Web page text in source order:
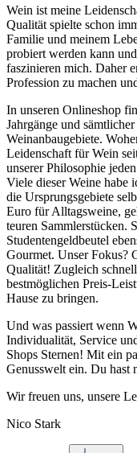
Wein ist meine
Qualität spielte schon
Familie und meinem
probiert werden kann
faszinieren mich. Daher
Profession zu machen
In unseren Onlineshop
Jahrgänge und
Weinanbaugebiete.
Leidenschaft für Wein
unserer Philosophie
Viele dieser Weine habe
die Ursprungsgebiete
Euro für Alltagsweine,
teuren Sammlerstücken.
Studentengeldbeutel
Gourmet. Unser Fokus?
Qualität! Zugleich
bestmöglichen Preis-
Hause zu bringen.
Und was passiert wenn
Individualität, Service
Shops Sternen! Mit ein
Genusswelt ein. Du hast
Wir freuen uns, unsere
Nico Stark